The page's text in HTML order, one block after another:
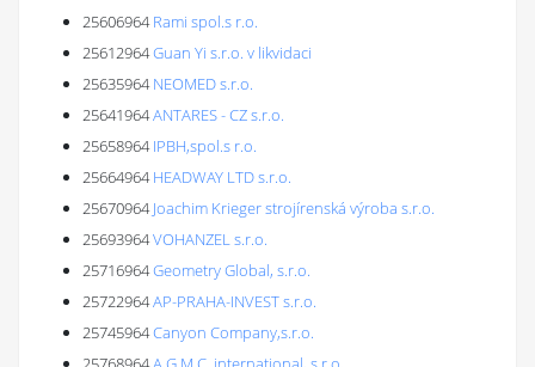
25606964 Rami spol.s r.o.
25612964Guan Yi s.r.o. v likvidaci
25635964 NEOMED s.r.o.
25641964ANTARES - CZ s.r.o.
25658964 IPBH,spol.s r.o.
25664964 HEADWAY LTD s.r.o.
25670964 Joachim Krieger strojírenská výroba s.r.o.
25693964VOHANZEL s.r.o.
25716964Geometry Global, s.r.o.
25722964AP-PRAHA-INVEST s.r.o.
25745964Canyon Company,s.r.o.